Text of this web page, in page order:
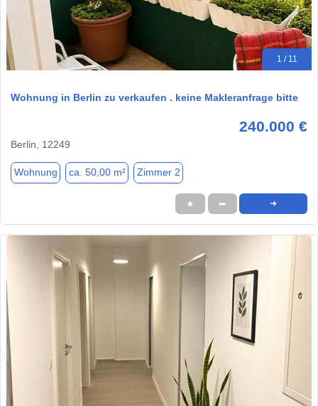
1 / 11
Wohnung in Berlin zu verkaufen . keine Makleranfrage bitte
240.000 €
Berlin, 12249
Wohnung ca. 50,00 m² Zimmer 2
★ ➦ ➜